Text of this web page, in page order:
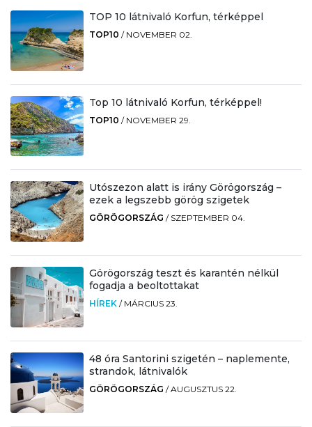
TOP 10 látnivaló Korfun, térképpel
TOP10 / NOVEMBER 02.
Top 10 látnivaló Korfun, térképpel!
TOP10 / NOVEMBER 29.
Utószezon alatt is irány Görögország –
ezek a legszebb görög szigetek
GÖRÖGORSZÁG / SZEPTEMBER 04.
Görögország teszt és karantén nélkül
fogadja a beoltottakat
HÍREK / MÁRCIUS 23.
48 óra Santorini szigetén – naplemente,
strandok, látnivalók
GÖRÖGORSZÁG /AUGUSZTUS 22.